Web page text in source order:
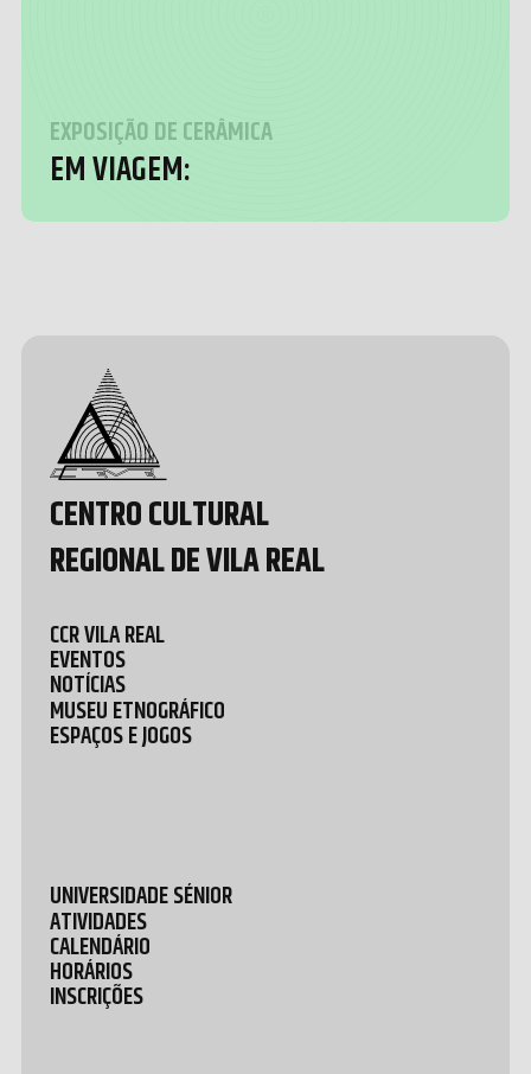
EXPOSIÇÃO DE CERÂMICA
EM VIAGEM:
CENTRO CULTURAL
REGIONAL DE VILA REAL
CCR VILA REAL
EVENTOS
NOTÍCIAS
MUSEU ETNOGRÁFICO
ESPAÇOS E JOGOS
UNIVERSIDADE SÉNIOR
ATIVIDADES
CALENDÁRIO
HORÁRIOS
INSCRIÇÕES
Development
Quental